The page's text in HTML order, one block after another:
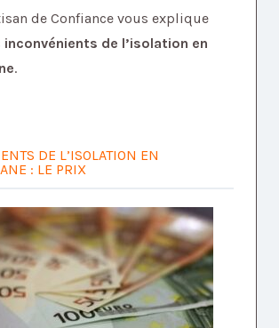
de Confiance vous explique
inconvénients de l’isolation en
.
DE L’ISOLATION EN
: LE PRIX